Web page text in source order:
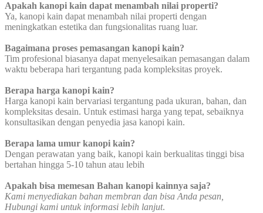
Apakah kanopi kain dapat menambah nilai properti?
Ya, kanopi kain dapat menambah nilai properti dengan
meningkatkan estetika dan fungsionalitas ruang luar.
Bagaimana proses pemasangan kanopi kain?
Tim profesional biasanya dapat menyelesaikan pemasangan dalam
waktu beberapa hari tergantung pada kompleksitas proyek.
Berapa harga kanopi kain?
Harga kanopi kain bervariasi tergantung pada ukuran, bahan, dan
kompleksitas desain. Untuk estimasi harga yang tepat, sebaiknya
konsultasikan dengan penyedia jasa kanopi kain.
Berapa lama umur kanopi kain?
Dengan perawatan yang baik, kanopi kain berkualitas tinggi bisa
bertahan hingga 5-10 tahun atau lebih
Apakah bisa memesan Bahan kanopi kainnya saja?
Kami menyediakan bahan membran dan bisa Anda pesan,
Hubungi kami untuk informasi lebih lanjut.